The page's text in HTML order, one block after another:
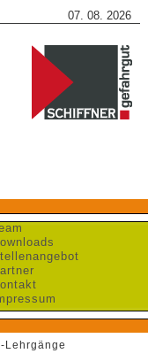
07. 08. 2026
Lehrgänge